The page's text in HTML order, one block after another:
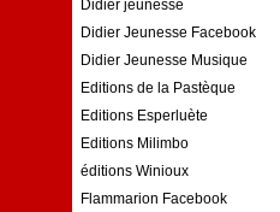
Didier jeunesse
Didier Jeunesse Facebook
Didier Jeunesse Musique
Editions de la Pastèque
Editions Esperluète
Editions Milimbo
éditions Winioux
Flammarion Facebook